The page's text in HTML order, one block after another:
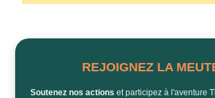
REJOIGNEZ LA
Soutenez nos actions et participez à l'aventure